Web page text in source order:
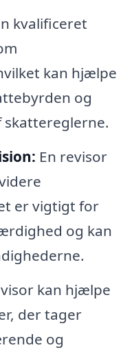
kvalificeret
kan hjælpe
og
skattereglerne.
En revisor
er vigtigt for
og kan
kan hjælpe
der tager
og